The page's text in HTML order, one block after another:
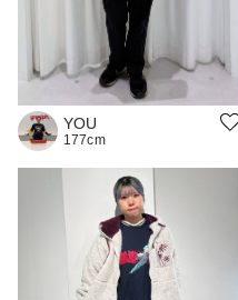
YOU
177cm